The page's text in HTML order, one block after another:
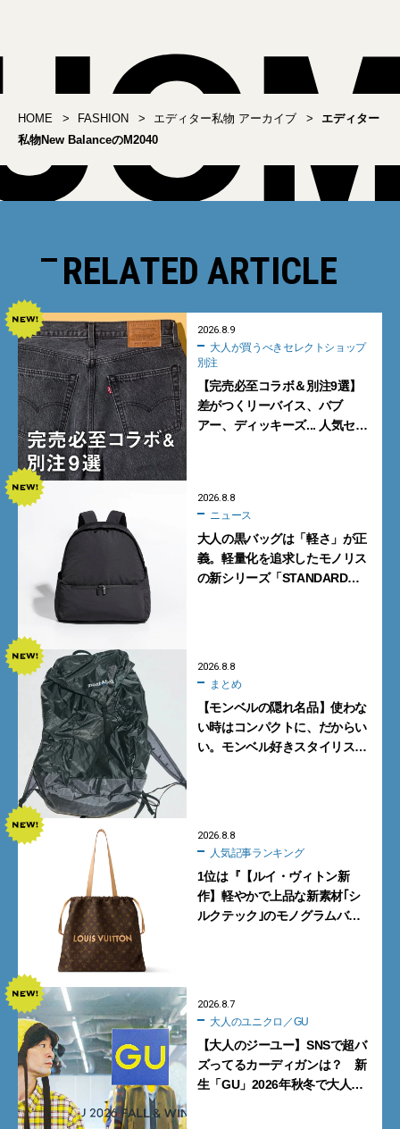
HOME FASHION エディター私物 アーカイブ
エディター
私物New BalanceのM2040
RELATED ARTICLE
2026.8.9
別注
【完売必至コラボ＆別注9選】
差がつくリーバイス、バブ
アー、ディッキーズ... 人気セレ
2026.8.8
ニュース
大人の黒バッグは「軽さ」が正
義。軽量化を追求したモノリス
の新シリーズ「STANDARD
2026.8.8
まとめ
【モンベルの隠れ名品】使わな
い時はコンパクトに、だからい
い。モンベル好きスタイリスト
2026.8.8
人気記事ランキング
1位は『【ルイ・ヴィトン新
作】軽やかで上品な新素材｢シ
ルクテック｣のモノグラムバッ
2026.8.7
大人のユニクロ／GU
【大人のジーユー】SNSで超バ
ズってるカーディガンは？ 新
生「GU」2026年秋冬で大人メ